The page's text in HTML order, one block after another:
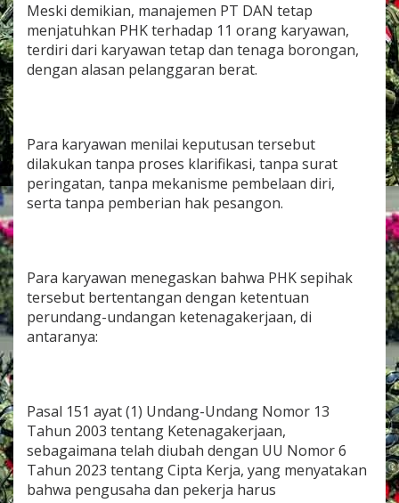
Meski demikian, manajemen PT DAN tetap
menjatuhkan PHK terhadap 11 orang karyawan,
terdiri dari karyawan tetap dan tenaga borongan,
dengan alasan pelanggaran berat.
Para karyawan menilai keputusan tersebut
dilakukan tanpa proses klarifikasi, tanpa surat
peringatan, tanpa mekanisme pembelaan diri,
serta tanpa pemberian hak pesangon.
Para karyawan menegaskan bahwa PHK sepihak
tersebut bertentangan dengan ketentuan
perundang-undangan ketenagakerjaan, di
antaranya:
Pasal 151 ayat (1) Undang-Undang Nomor 13
Tahun 2003 tentang Ketenagakerjaan,
sebagaimana telah diubah dengan UU Nomor 6
Tahun 2023 tentang Cipta Kerja, yang menyatakan
bahwa pengusaha dan pekerja harus